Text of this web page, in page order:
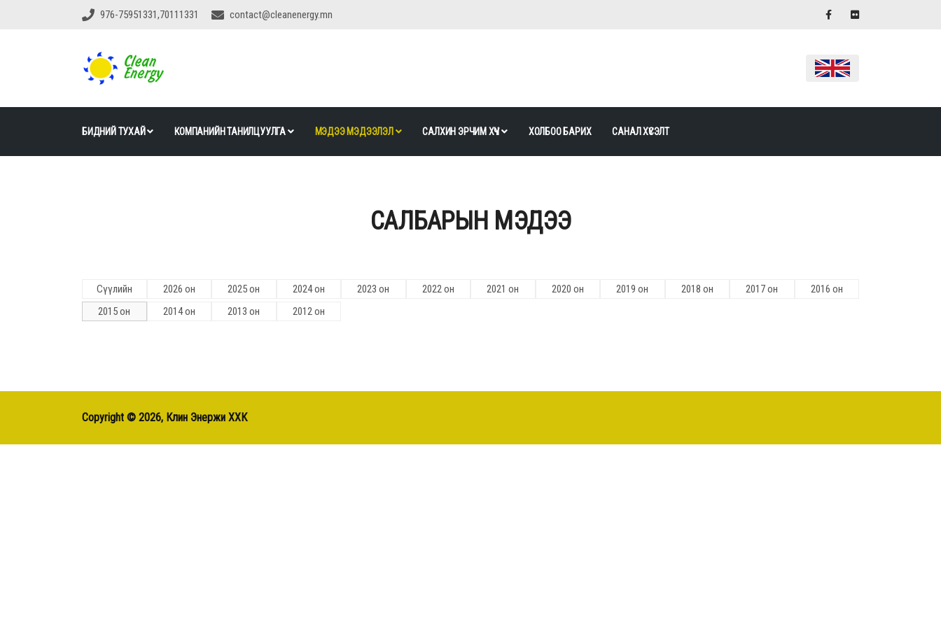
976-75951331,70111331 contact@cleanenergy.mn
БИДНИЙ ТУХАЙ КОМПАНИЙН ТАНИЛЦУУЛГА МЭДЭЭ МЭДЭЭЛЭЛ САЛХИН ЭРЧИМ ХҮЧ ХОЛБОО БАРИХ САНАЛ ХҮСЭЛТ
САЛБАРЫН МЭДЭЭ
Сүүлийн 2026 он 2025 он 2024 он 2023 он 2022 он 2021 он 2020 он 2019 он 2018 он 2017 он
2016 он
2015 он
2014 он 2013 он 2012 он
Copyright © 2026, Клин Энержи ХХК